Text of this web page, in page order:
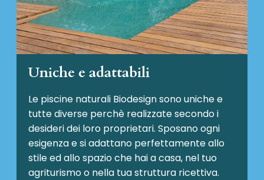
Uniche e adattabili
Le piscine naturali Biodesignsono uniche e
tutte diverse perchè realizzate secondo i
desideri dei loro proprietari. Sposano ogni
esigenza e si adattano perfettamente allo
stile ed allo spazio che hai a casa, nel tuo
agriturismo o nella tua struttura ricettiva.